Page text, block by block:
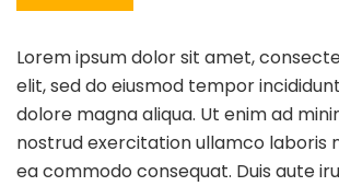
Lorem ipsum dolor sit amet,
elit, sed do eiusmod tempor
dolore magna aliqua. Ut enim ad
nostrud exercitation ullamco laboris
ea commodo consequat. Duis aute